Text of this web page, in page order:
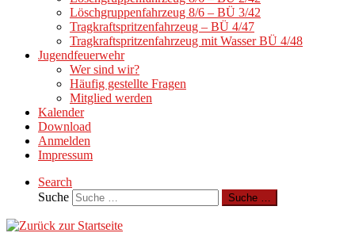
Löschgruppenfahrzeug 8/6 – BÜ 3/42
Tragkraftspritzenfahrzeug – BÜ 4/47
Tragkraftspritzenfahrzeug mit Wasser BÜ 4/48
Jugendfeuerwehr
Wer sind wir?
Häufig gestellte Fragen
Mitglied werden
Kalender
Download
Anmelden
Impressum
Search
Suche
Suche …